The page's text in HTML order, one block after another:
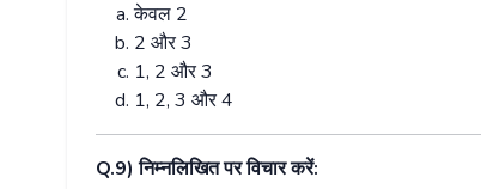
केवल 2
2 और3
1, 2 और3
1, 2, 3 और4
Q.9)निम्नलिखितपरविचारकरें: